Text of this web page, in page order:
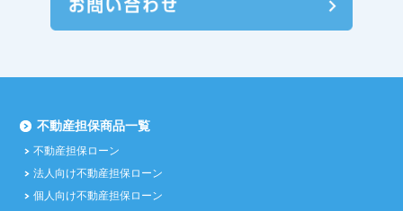
不動産担保商品一覧
不動産担保ローン
法人向け不動産担保ローン
個人向け不動産担保ローン